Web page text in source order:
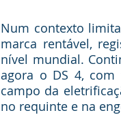
Num contexto
marca rentável,
nível mundial.
agora o DS 4, com
campo da
no requinte e na